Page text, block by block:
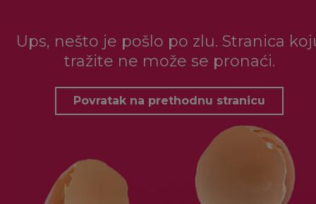
Ups, nešto je pošlo po zlu. Stranica
tražite ne može se pronaći.
Povratak na prethodnu stranicu